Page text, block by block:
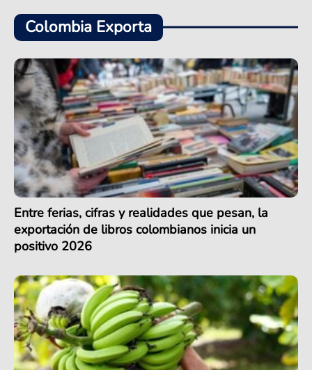
Colombia Exporta
Entre ferias, cifras y realidades que pesan, la
exportación de libros colombianos inicia un
positivo 2026